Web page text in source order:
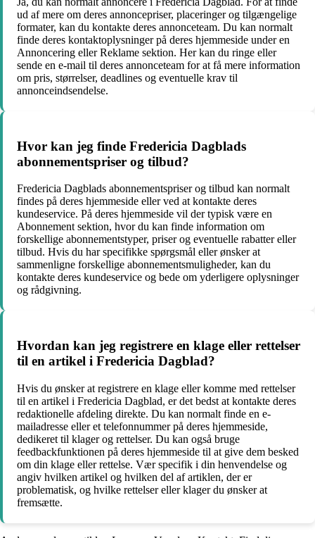
ud af mere om deres annoncepriser, placeringer og tilgængelige
formater, kan du kontakte deres annonceteam. Du kan normalt
finde deres kontaktoplysninger på deres hjemmeside under en
Annoncering eller Reklame sektion. Her kan du ringe eller
sende en e-mail til deres annonceteam for at få mere information
om pris, størrelser, deadlines og eventuelle krav til
annonceindsendelse.
Hvor kan jeg finde Fredericia Dagblads
abonnementspriser og tilbud?
Fredericia Dagblads abonnementspriser og tilbud kan normalt
findes på deres hjemmeside eller ved at kontakte deres
kundeservice. På deres hjemmeside vil der typisk være en
Abonnement sektion, hvor du kan finde information om
forskellige abonnementstyper, priser og eventuelle rabatter eller
tilbud. Hvis du har specifikke spørgsmål eller ønsker at
sammenligne forskellige abonnementsmuligheder, kan du
kontakte deres kundeservice og bede om yderligere oplysninger
og rådgivning.
Hvordan kan jeg registrere en klage eller rettelser
til en artikel i Fredericia Dagblad?
Hvis du ønsker at registrere en klage eller komme med rettelser
til en artikel i Fredericia Dagblad, er det bedst at kontakte deres
redaktionelle afdeling direkte. Du kan normalt finde en e-
mailadresse eller et telefonnummer på deres hjemmeside,
dedikeret til klager og rettelser. Du kan også bruge
feedbackfunktionen på deres hjemmeside til at give dem besked
om din klage eller rettelse. Vær specifik i din henvendelse og
angiv hvilken artikel og hvilken del af artiklen, der er
problematisk, og hvilke rettelser eller klager du ønsker at
fremsætte.